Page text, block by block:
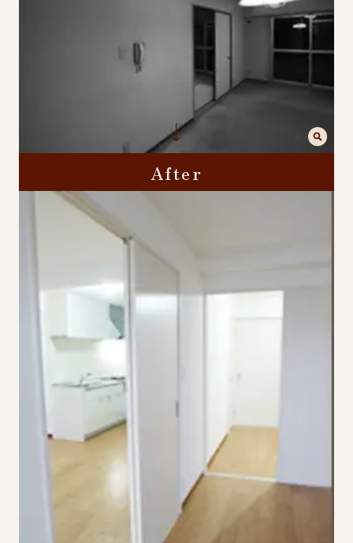
After